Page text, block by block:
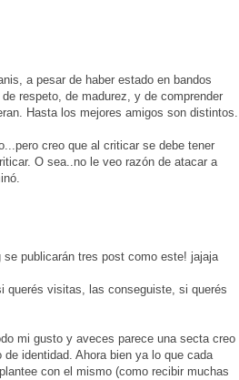
a pesar de haber estado en bandos
respeto, de madurez, y de comprender
Hasta los mejores amigos son distintos.
creo que al criticar se debe tener
O sea..no le veo razón de atacar a
publicarán tres post como este! jajaja
querés visitas, las conseguiste, si querés
mi gusto y aveces parece una secta creo
identidad. Ahora bien ya lo que cada
con el mismo (como recibir muchas